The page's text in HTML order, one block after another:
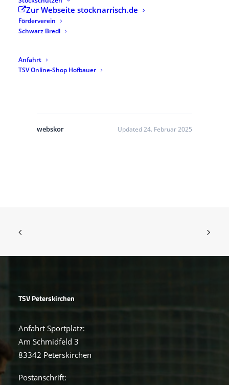
Zur Webseite stocknarrisch.de
Förderverein
Schwarz Bredl
Anfahrt
TSV Online-Shop Hofbauer
BESCHREIBUNG
webskor Updated 24. Februar 2025
TSV Peterskirchen
Anfahrt Sportplatz:
Am Schmidfeld 3
83342 Peterskirchen
Postanschrift: